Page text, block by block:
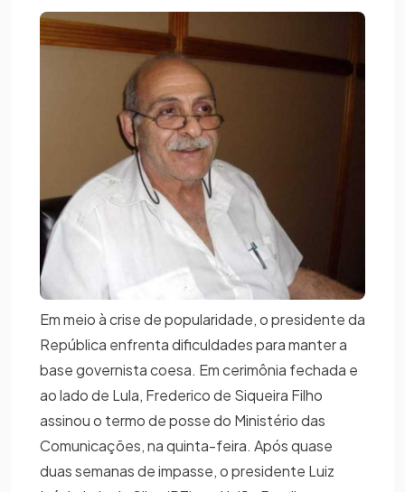
Em meio à crise de popularidade, o presidente da
República enfrenta dificuldades para manter a
base governista coesa. Em cerimônia fechada e
ao lado de Lula, Frederico de Siqueira Filho
assinou o termo de posse do Ministério das
Comunicações, na quinta-feira. Após quase
duas semanas de impasse, o presidente Luiz